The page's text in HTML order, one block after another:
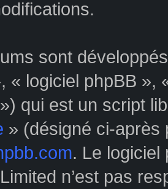
sont
« logiciel phpBB »,
qui est un script
» (désigné ci-après
. Le logiciel
n’est pas